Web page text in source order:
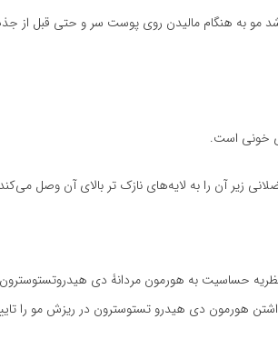
به هنگام مالیدن روی پوست سر و حتی قبل از
خونی است.
زیر آن را به لایه‌های نازک تر بالای آن وصل
هورمون دی هیدرو تستوسترون در ریزش مو را